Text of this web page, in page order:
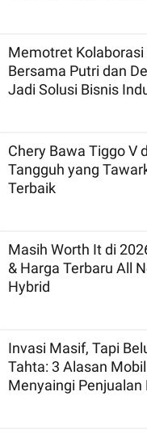
Memotret Kolaborasi
Bersama Putri dan
Jadi Solusi Bisnis
Chery Bawa Tiggo V
Tangguh yang
Terbaik
Masih Worth It di
& Harga Terbaru All
Hybrid
Invasi Masif, Tapi
Tahta: 3 Alasan
Menyaingi